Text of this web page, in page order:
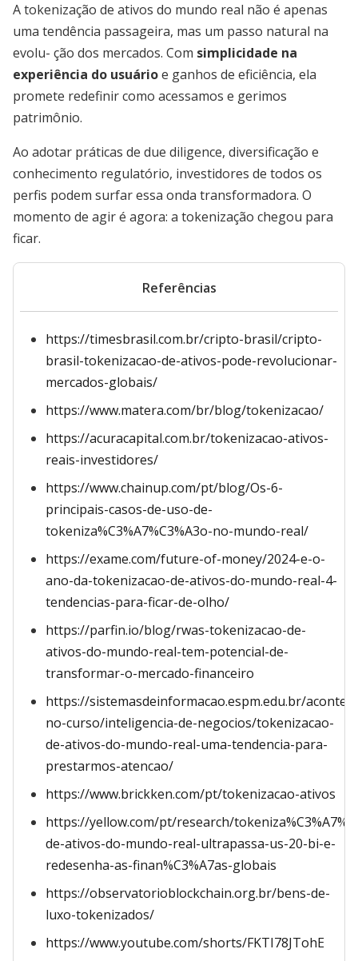
A tokenização de ativos do mundo real não é apenas
uma tendência passageira, mas um passo natural na
evolu- ção dos mercados. Com simplicidade na
experiência do usuárioe ganhos de eficiência, ela
promete redefinir como acessamos e gerimos
patrimônio.
Ao adotar práticas de due diligence, diversificação e
conhecimento regulatório, investidores de todos os
perfis podem surfar essa onda transformadora. O
momento de agir é agora: a tokenização chegou para
ficar.
Referências
https://timesbrasil.com.br/cripto-brasil/cripto-
brasil-tokenizacao-de-ativos-pode-revolucionar-
mercados-globais/
https://www.matera.com/br/blog/tokenizacao/
https://acuracapital.com.br/tokenizacao-ativos-
reais-investidores/
https://www.chainup.com/pt/blog/Os-6-
principais-casos-de-uso-de-
tokeniza%C3%A7%C3%A3o-no-mundo-real/
https://exame.com/future-of-money/2024-e-o-
ano-da-tokenizacao-de-ativos-do-mundo-real-4-
tendencias-para-ficar-de-olho/
https://parfin.io/blog/rwas-tokenizacao-de-
ativos-do-mundo-real-tem-potencial-de-
transformar-o-mercado-financeiro
https://sistemasdeinformacao.espm.edu.br/
no-curso/inteligencia-de-negocios/tokenizacao-
de-ativos-do-mundo-real-uma-tendencia-para-
prestarmos-atencao/
https://www.brickken.com/pt/tokenizacao-ativos
https://yellow.com/pt/research/
de-ativos-do-mundo-real-ultrapassa-us-20-bi-e-
redesenha-as-finan%C3%A7as-globais
https://observatorioblockchain.org.br/bens-de-
luxo-tokenizados/
https://www.youtube.com/shorts/FKTI78JTohE